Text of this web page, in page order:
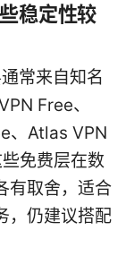
稳定性较
常来自知名
Free、
、Atlas VPN
免费层在数
有取舍，适合
，仍建议搭配